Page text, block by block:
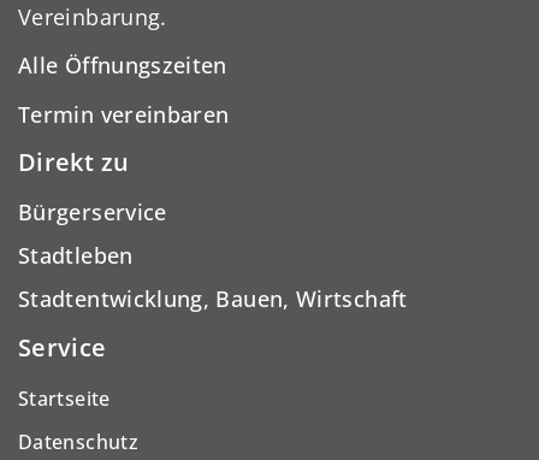
Vereinbarung.
Alle Öffnungszeiten
Termin vereinbaren
Direkt zu
Bürgerservice
Stadtleben
Stadtentwicklung, Bauen, Wirtschaft
Service
Startseite
Datenschutz